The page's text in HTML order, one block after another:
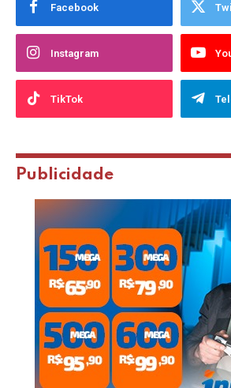
Facebook
Instagram
TikTok
Publicidade